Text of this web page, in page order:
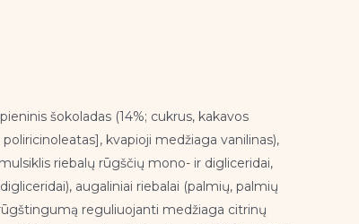
šokoladas (14%; cukrus, kakavos
kvapioji medžiaga vanilinas),
riebalų rūgščių mono- ir digliceridai,
augaliniai riebalai (palmių, palmių
reguliuojanti medžiaga citrinų